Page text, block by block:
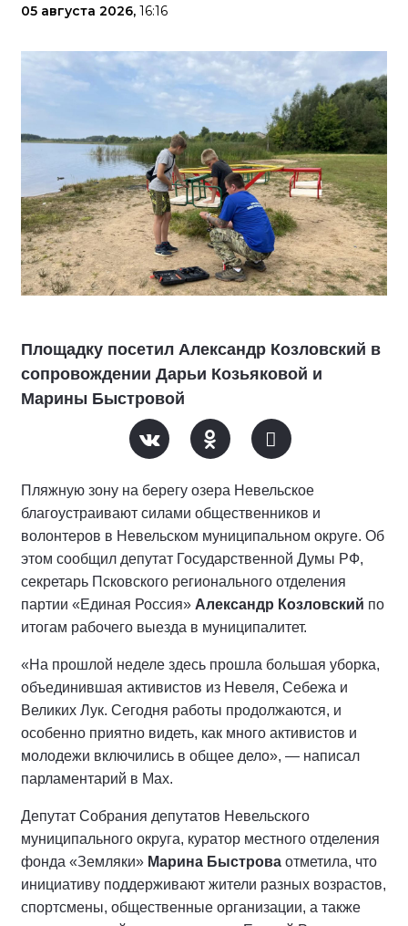
05 августа 2026, 16:16
Площадку посетил Александр Козловский в
сопровождении Дарьи Козьяковой и
Марины Быстровой
Пляжную зону на берегу озера Невельское
благоустраивают силами общественников и
волонтеров в Невельском муниципальном округе. Об
этом сообщил депутат Государственной Думы РФ,
секретарь Псковского регионального отделения
партии «Единая Россия» Александр Козловский по
итогам рабочего выезда в муниципалитет.
«На прошлой неделе здесь прошла большая уборка,
объединившая активистов из Невеля, Себежа и
Великих Лук. Сегодня работы продолжаются, и
особенно приятно видеть, как много активистов и
молодежи включились в общее дело», — написал
парламентарий в Мах.
Депутат Собрания депутатов Невельского
муниципального округа, куратор местного отделения
фонда «Земляки» Марина Быстрова отметила, что
инициативу поддерживают жители разных возрастов,
спортсмены, общественные организации, а также